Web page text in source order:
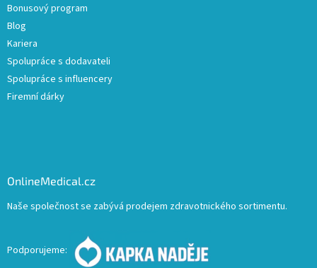
Bonusový program
Blog
Kariera
Spolupráce s dodavateli
Spolupráce s influencery
Firemní dárky
OnlineMedical.cz
Naše společnost se zabývá prodejem zdravotnického sortimentu.
Podporujeme: